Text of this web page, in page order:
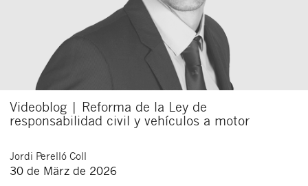
Videoblog | Reforma de la Ley de
responsabilidad civil y vehículos a motor
Jordi Perelló Coll
30 de März de 2026